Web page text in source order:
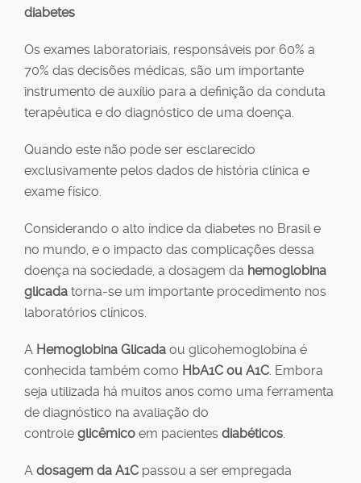
diabetes
Os exames laboratoriais, responsáveis por 60% a
70% das decisões médicas, são um importante
instrumento de auxílio para a definição da conduta
terapêutica e do diagnóstico de uma doença.
Quando este não pode ser esclarecido
exclusivamente pelos dados de história clínica e
exame físico.
Considerando o alto índice da diabetes no Brasil e
no mundo, e o impacto das complicações dessa
doença na sociedade, a dosagem da hemoglobina
glicada torna-se um importante procedimento nos
laboratórios clínicos.
A Hemoglobina Glicada ou glicohemoglobina é
conhecida também como HbA1C ou A1C. Embora
seja utilizada há muitos anos como uma ferramenta
de diagnóstico na avaliação do
controle glicêmico em pacientes diabéticos.
A dosagem da A1C passou a ser empregada